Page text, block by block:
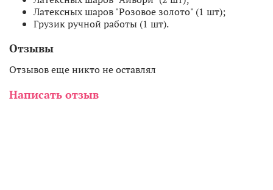
Латексных шаров "Розовое золото" (1 шт);
Грузик ручной работы (1 шт).
Отзывы
Отзывов еще никто не оставлял
Написать отзыв